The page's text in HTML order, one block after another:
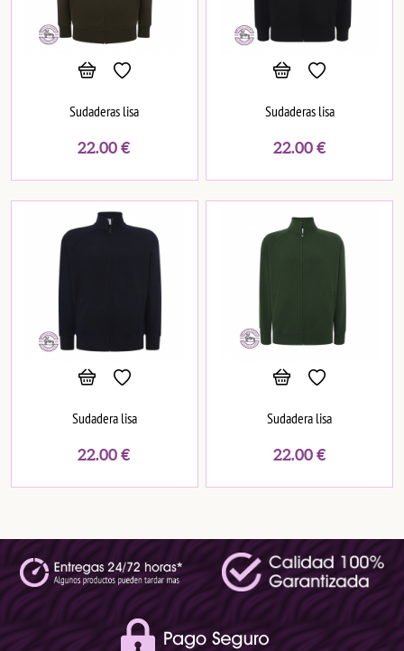
Sudaderas lisa
22.00€
Sudaderas lisa
22.00€
Sudadera lisa
22.00€
Sudadera lisa
22.00€